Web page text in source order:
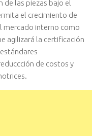
las piezas bajo el
el crecimiento de
mercado interno como
agilizará la certificación
de costos y